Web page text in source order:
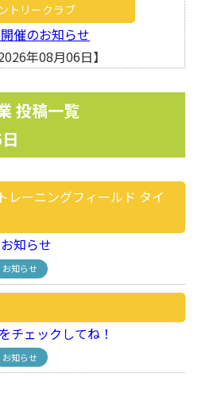
トリークラブ
催のお知らせ
年08月06日】
投稿一覧
ーニングフィールド タイ
知らせ
お知らせ
ェックしてね！
お知らせ